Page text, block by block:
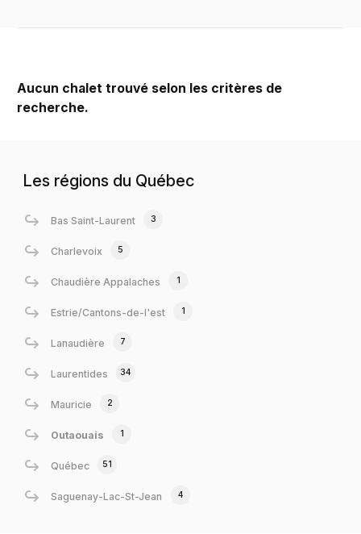
Aucun chalet trouvé selon les critères de
recherche.
Les régions du Québec
Bas Saint-Laurent 3
Charlevoix 5
Chaudière Appalaches 1
Estrie/Cantons-de-l'est 1
Lanaudière 7
Laurentides 34
Mauricie 2
Outaouais 1
Québec 51
Saguenay-Lac-St-Jean 4